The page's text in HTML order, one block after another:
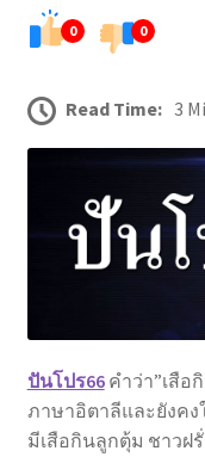
0 0
Read Time: 3
ปันโปร66คําว่า”เสือ
ภาษาอิตาลีและยังค
มีเสือกินลูกตุ้ม ชาวฝรั่